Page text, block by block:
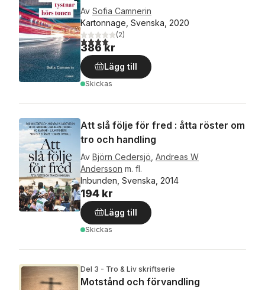
Av Sofia Camnerin
Kartonnage, Svenska, 2020
4,0utav 5 stjärnor. Totalt antal röster:
(2)
386 kr
Lägg till
Skickas
Att slå följe för fred : åtta röster om
tro och handling
Av Björn Cedersjö Andreas W
Andersson m. fl.
Inbunden, Svenska, 2014
194 kr
Lägg till
Skickas
Del 3 - Tro & Liv skriftserie
Motstånd och förvandling